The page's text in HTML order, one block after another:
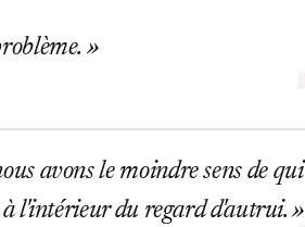
avons le moindre sens de qui
à l'intérieur du regard d'autrui.